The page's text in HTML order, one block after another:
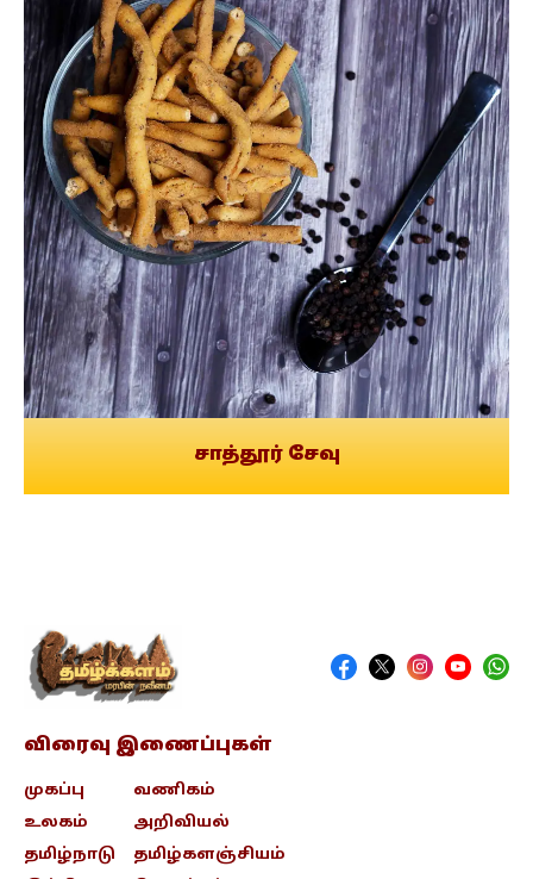
சாத்தூர் சேவு
விரைவு இணைப்புகள்
முகப்பு
உலகம்
தமிழ்நாடு
வணிகம்
அறிவியல்
தமிழ்களஞ்சியம்